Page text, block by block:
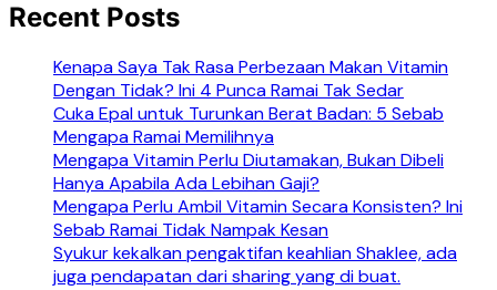
Recent Posts
Kenapa Saya Tak Rasa Perbezaan Makan Vitamin
Dengan Tidak? Ini 4 Punca Ramai Tak Sedar
Cuka Epal untuk Turunkan Berat Badan: 5 Sebab
Mengapa Ramai Memilihnya
Mengapa Vitamin Perlu Diutamakan, Bukan Dibeli
Hanya Apabila Ada Lebihan Gaji?
Mengapa Perlu Ambil Vitamin Secara Konsisten? Ini
Sebab Ramai Tidak Nampak Kesan
Syukur kekalkan pengaktifan keahlian Shaklee, ada
juga pendapatan dari sharing yang di buat.